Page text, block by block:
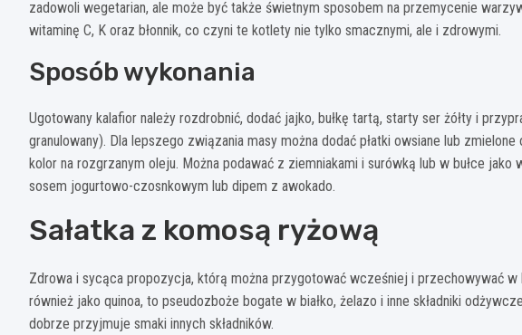
zadowoli wegetarian, ale może być także świetnym sposobem na przemycenie
witaminę C, K oraz błonnik, co czyni te kotlety nie tylko smacznymi, ale i zdrowymi.
Sposób wykonania
Ugotowany kalafior należy rozdrobnić, dodać jajko, bułkę tartą, starty ser żółty i
granulowany). Dla lepszego związania masy można dodać płatki owsiane lub
kolor na rozgrzanym oleju. Można podawać z ziemniakami i surówką lub w bułce
sosem jogurtowo-czosnkowym lub dipem z awokado.
Sałatka z komosą ryżową
Zdrowa i sycąca propozycja, którą można przygotować wcześniej i przechowywać w
również jako quinoa, to pseudozboże bogate w białko, żelazo i inne składniki
dobrze przyjmuje smaki innych składników.